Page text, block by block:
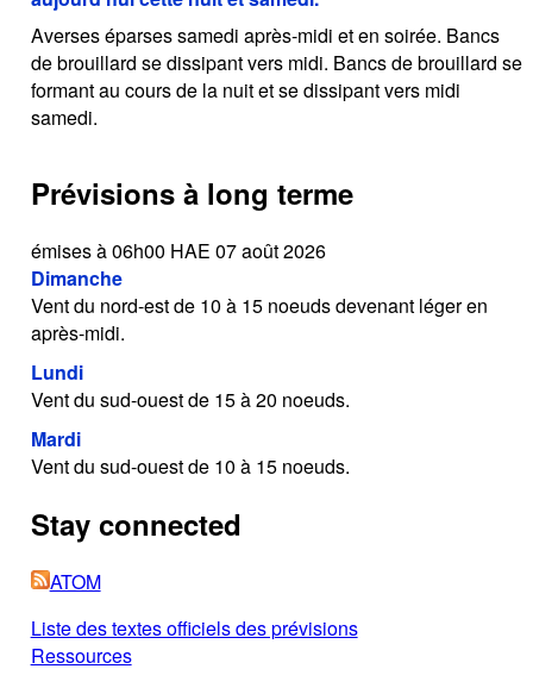
Averses éparses samedi après-midi et en soirée. Bancs
de brouillard se dissipant vers midi. Bancs de brouillard se
formant au cours de la nuit et se dissipant vers midi
samedi.
Prévisions à long terme
émises à 06h00 HAE 07 août 2026
Dimanche
Vent du nord-est de 10 à 15 noeuds devenant léger en
après-midi.
Lundi
Vent du sud-ouest de 15 à 20 noeuds.
Mardi
Vent du sud-ouest de 10 à 15 noeuds.
Stay connected
ATOM
Liste des textes officiels des prévisions
Ressources